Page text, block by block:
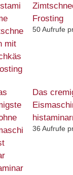
Frosting
50 Aufrufe
Das
36 Aufrufe